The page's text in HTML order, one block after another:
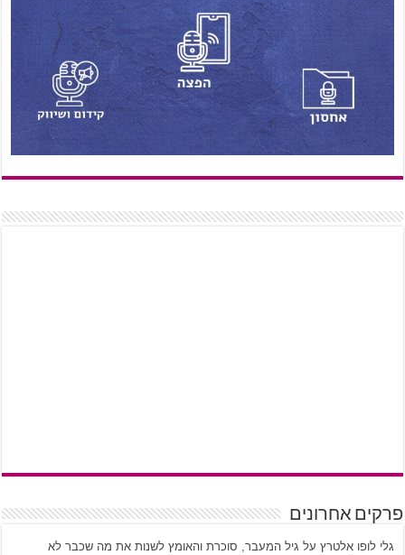
פרקים אחרונים
גלי לופו אלטרץ על גיל המעבר, סוכרת והאומץ לשנות את מה שכבר לא